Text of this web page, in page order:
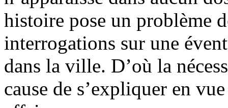
histoire pose un problème
interrogations sur une
dans la ville. D’où la
cause de s’expliquer en